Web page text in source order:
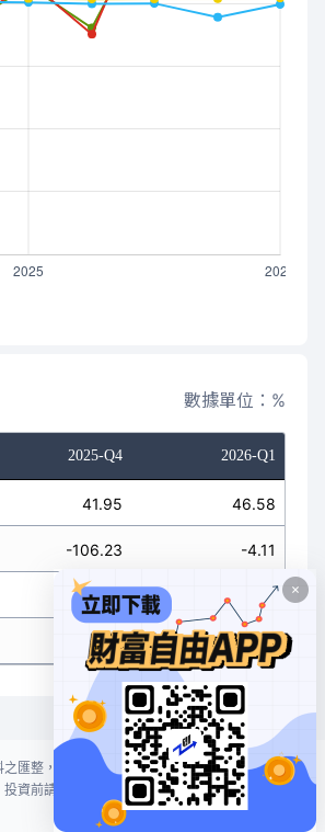
數據單位：%
2025-Q4 2026-Q1
41.95 46.58
-106.23 -4.11
2135.33 603.13
1697.72 421.81
匯整，本網站對投資人買賣不作任何建議或暗
資前請謹慎評估風險。